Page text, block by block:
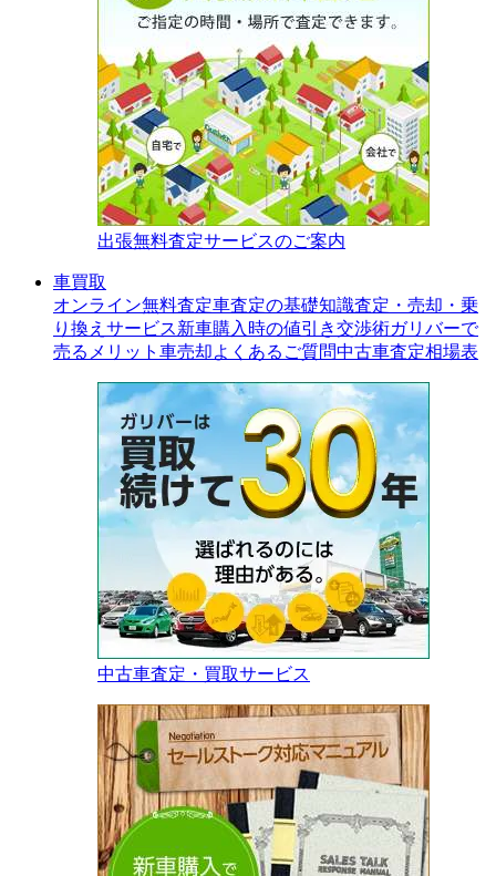
出張無料査定サービスのご案内
車買取
オンライン無料査定車査定の基礎知識査定・売却・乗
り換えサービス新車購入時の値引き交渉術ガリバーで
売るメリット 車売却よくあるご質問中古車査定相場表
中古車査定・買取サービス